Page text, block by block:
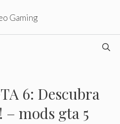
6: Descubra
– mods gta 5